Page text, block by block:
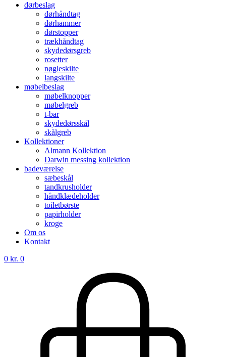
dørbeslag
dørhåndtag
dørhammer
dørstopper
trækhåndtag
skydedørsgreb
rosetter
nøgleskilte
langskilte
møbelbeslag
møbelknopper
møbelgreb
t-bar
skydedørsskål
skålgreb
Kollektioner
Almann Kollektion
Darwin messing kollektion
badeværelse
sæbeskål
tandkrusholder
håndklædeholder
toiletbørste
papirholder
kroge
Om os
Kontakt
0 kr. 0